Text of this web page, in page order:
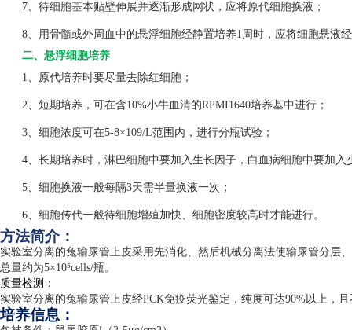
7、待细胞基本贴壁伸展并逐渐形成网状，应将原代细胞换液；
8、用骨髓或外周血中的悬浮细胞经静置培养1周时，应将细胞悬液
二、悬浮细胞培养
1、原代培养时要尽量去除红细胞；
2、短期培养，可在含10%小牛血清的RPMI1640培养基中进行；
3、细胞浓度可在5-8×109/L范围内，进行分瓶试验；
4、长期培养时，淋巴细胞中要加入生长因子，白血病细胞中要加入
5、细胞换液一般每隔3天需半量换液一次；
6、细胞传代一般待细胞增殖加快、细胞密度较高时才能进行。
方法简介：
实验室分离的兔输尿管上皮采用先消化、然后机械分离法使输尿管分层
总量约为5×10⁵cells/瓶。
质量检测：
实验室分离的兔输尿管上皮经PCK免疫荧光鉴定，纯度可达90%以上，
培养信息：